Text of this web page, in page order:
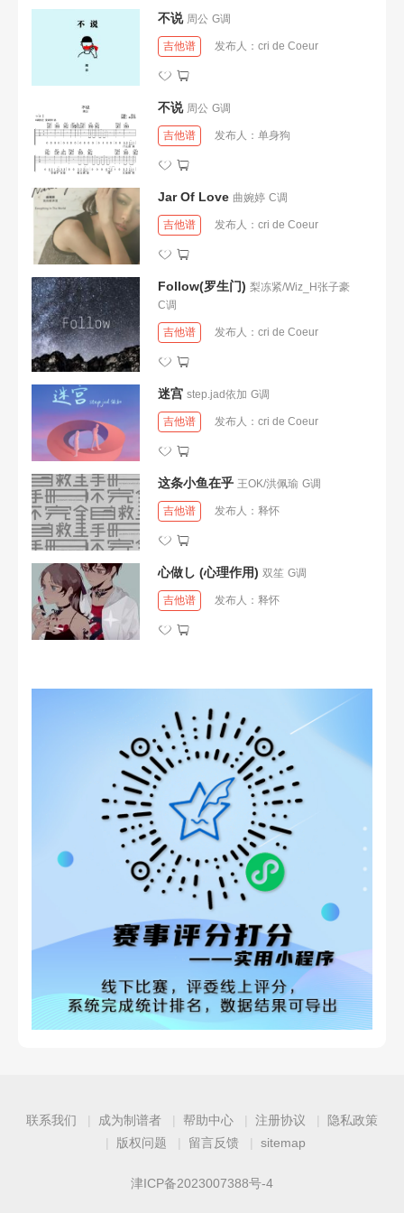
不说 周公 G调
吉他谱 发布人： cri de Coeur
不说 周公 G调
吉他谱 发布人： 单身狗
Jar Of Love 曲婉婷 C调
吉他谱 发布人： cri de Coeur
Follow(罗生门) 梨冻紧/Wiz_H张子豪
C调
吉他谱 发布人： cri de Coeur
迷宫 step.jad依加 G调
吉他谱 发布人： cri de Coeur
这条小鱼在乎 王OK/洪佩瑜 G调
吉他谱 发布人： 释怀
心做し (心理作用) 双笙 G调
吉他谱 发布人： 释怀
联系我们 成为制谱者 帮助中心 注册协议
隐私政策
版权问题
留言反馈 sitemap
津ICP备2023007388号-4